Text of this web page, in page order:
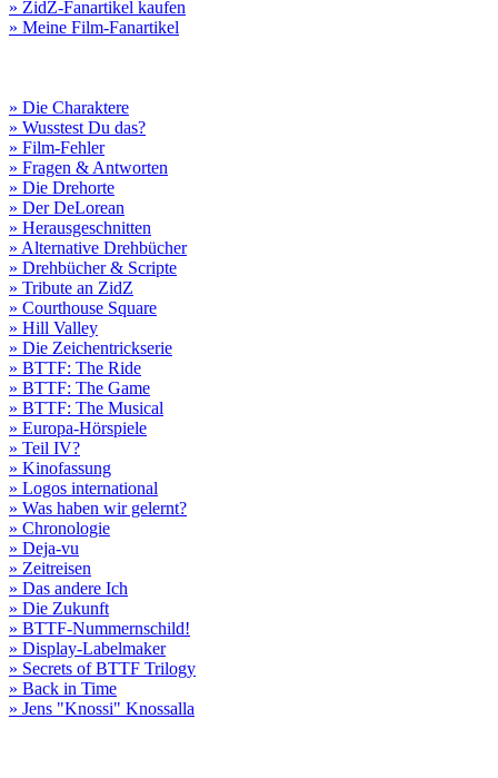
» ZidZ-Fanartikel kaufen
» Meine Film-Fanartikel
» Die Charaktere
» Wusstest Du das?
» Film-Fehler
» Fragen & Antworten
» Die Drehorte
» Der DeLorean
» Herausgeschnitten
» Alternative Drehbücher
» Drehbücher & Scripte
» Tribute an ZidZ
» Courthouse Square
» Hill Valley
» Die Zeichentrickserie
» BTTF: The Ride
» BTTF: The Game
» BTTF: The Musical
» Europa-Hörspiele
» Teil IV?
» Kinofassung
» Logos international
» Was haben wir gelernt?
» Chronologie
» Deja-vu
» Zeitreisen
» Das andere Ich
» Die Zukunft
» BTTF-Nummernschild!
» Display-Labelmaker
» Secrets of BTTF Trilogy
» Back in Time
» Jens "Knossi" Knossalla